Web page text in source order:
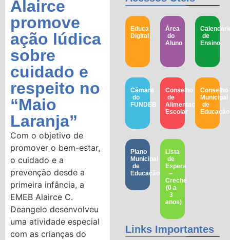
Alairce
promove
ação lúdica
sobre
cuidado e
respeito no
“Maio
Laranja”
Com o objetivo de
promover o bem-estar,
o cuidado e a
prevenção desde a
primeira infância, a
EMEB Alairce C.
Deangelo desenvolveu
uma atividade especial
com as crianças do
Educa
Digital
Área
do
Aluno
de
Ensino
Câmara
do
FUNDEB
Conselho
de
Alimentação
Escolar
Conselho
Municipal
de
Educação​
Plano
Municipal
de
Educação
Lista
de
Espera
–
Creche
(0 a
3
anos)
Links Importantes